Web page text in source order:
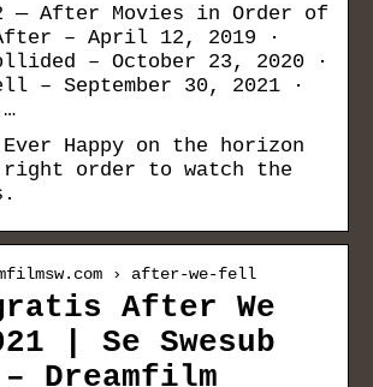
— After Movies in Order of
– April 12, 2019 ·
– October 23, 2020 ·
– September 30, 2021 ·
Happy on the horizon
right order to watch the
› after-we-fell
After We
| Se Swesub
Dreamfilm